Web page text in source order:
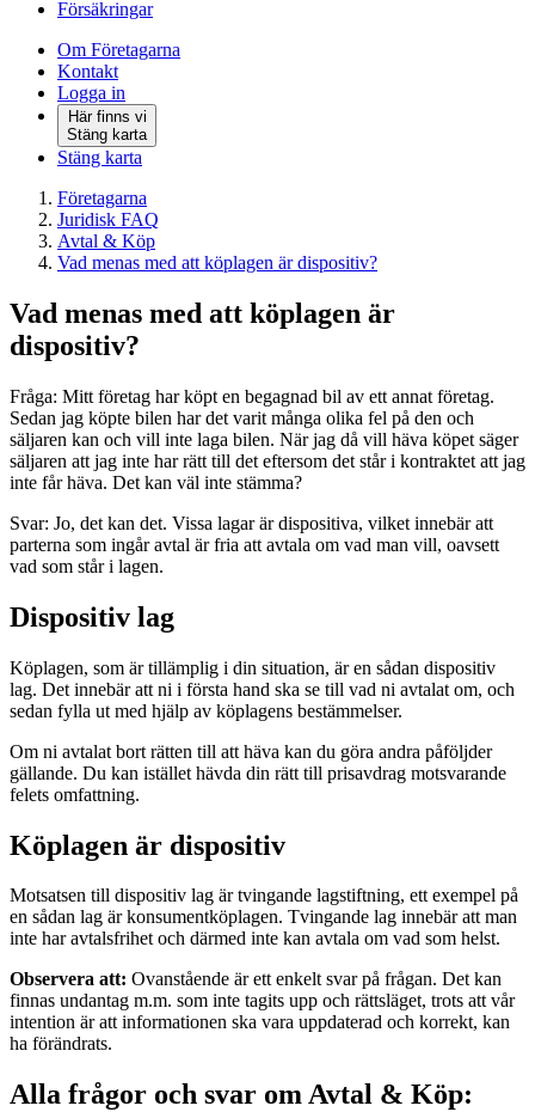
Försäkringar
Om Företagarna
Kontakt
Logga in
Här finns vi
Stäng karta
Stäng karta
Företagarna
Juridisk FAQ
Avtal & Köp
Vad menas med att köplagen är dispositiv?
Vad menas med att köplagen är
dispositiv?
Fråga: Mitt företag har köpt en begagnad bil av ett annat företag.
Sedan jag köpte bilen har det varit många olika fel på den och
säljaren kan och vill inte laga bilen. När jag då vill häva köpet säger
säljaren att jag inte har rätt till det eftersom det står i kontraktet att jag
inte får häva. Det kan väl inte stämma?
Svar: Jo, det kan det. Vissa lagar är dispositiva, vilket innebär att
parterna som ingår avtal är fria att avtala om vad man vill, oavsett
vad som står i lagen.
Dispositiv lag
Köplagen, som är tillämplig i din situation, är en sådan dispositiv
lag. Det innebär att ni i första hand ska se till vad ni avtalat om, och
sedan fylla ut med hjälp av köplagens bestämmelser.
Om ni avtalat bort rätten till att häva kan du göra andra påföljder
gällande. Du kan istället hävda din rätt till prisavdrag motsvarande
felets omfattning.
Köplagen är dispositiv
Motsatsen till dispositiv lag är tvingande lagstiftning, ett exempel på
en sådan lag är konsumentköplagen. Tvingande lag innebär att man
inte har avtalsfrihet och därmed inte kan avtala om vad som helst.
Observera att: Ovanstående är ett enkelt svar på frågan. Det kan
finnas undantag m.m. som inte tagits upp och rättsläget, trots att vår
intention är att informationen ska vara uppdaterad och korrekt, kan
ha förändrats.
Alla frågor och svar om Avtal & Köp: